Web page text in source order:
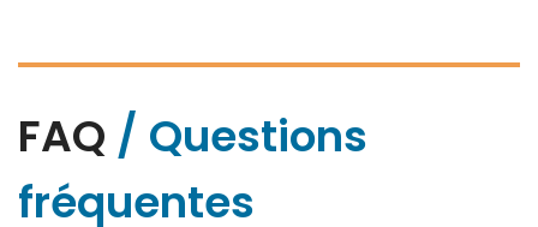
FAQ / Questions
fréquentes